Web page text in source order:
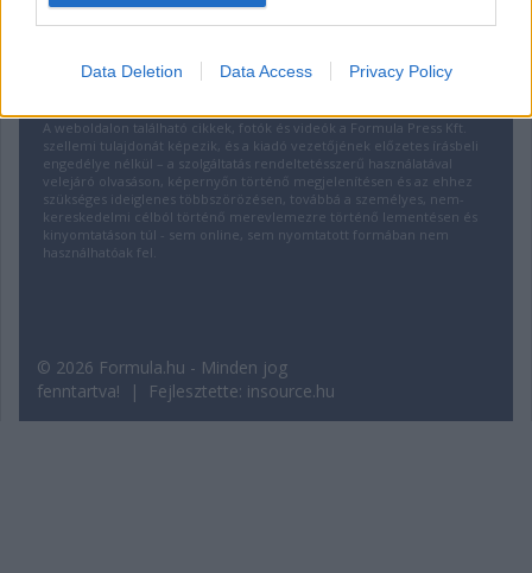
Data Deletion Data Access Privacy Policy
A weboldalon található cikkek, fotók és videók a Formula Press Kft.
szellemi tulajdonát képezik, és a kiadó vezetőjének előzetes írásbeli
engedélye nélkül – a szolgáltatás rendeltetésszerű használatával
velejáró olvasáson, képernyőn történő megjelenítésen és az ehhez
szükséges ideiglenes többszörözésen, továbbá a személyes, nem-
kereskedelmi célból történő merevlemezre történő lementésen és
kinyomtatáson túl - sem online, sem nyomtatott formában nem
használhatóak fel.
© 2026 Formula.hu - Minden jog
fenntartva! | Fejlesztette: insource.hu